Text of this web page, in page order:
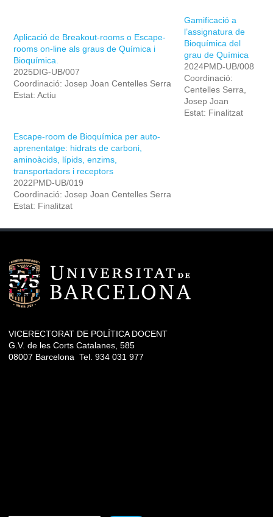
Aplicació de Breakout-rooms o Escape-
rooms on-line als graus de Química i
Bioquímica.
2025DIG-UB/007
Coordinació: Josep Joan Centelles Serra
Estat: Actiu
Gamificació a
l’assignatura de
Bioquímica del
grau de Química
2024PMD-UB/008
Coordinació:
Centelles Serra,
Josep Joan
Estat: Finalitzat
Escape-room de Bioquímica per auto-
aprenentatge: hidrats de carboni,
aminoàcids, lípids, enzims,
transportadors i receptors
2022PMD-UB/019
Coordinació: Josep Joan Centelles Serra
Estat: Finalitzat
VICERECTORAT DE POLÍTICA DOCENT
G.V. de les Corts Catalanes, 585
08007 Barcelona Tel. 934 031 977